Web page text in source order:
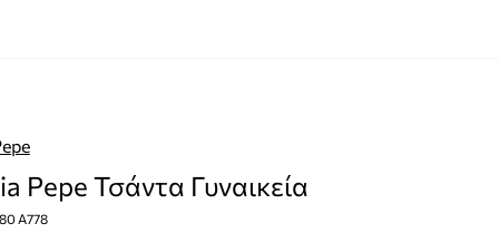
Pepe Τσάντα Γυναικεία
A778